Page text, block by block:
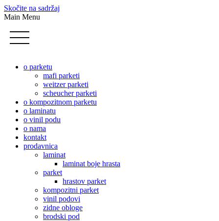
Skočite na sadržaj
Main Menu
o parketu
mafi parketi
weitzer parketi
scheucher parketi
o kompozitnom parketu
o laminatu
o vinil podu
o nama
kontakt
prodavnica
laminat
laminat boje hrasta
parket
hrastov parket
kompozitni parket
vinil podovi
zidne obloge
brodski pod